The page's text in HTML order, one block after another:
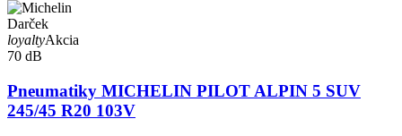
Darček
loyaltyAkcia
70 dB
Pneumatiky MICHELIN PILOT ALPIN 5 SUV
245/45 R20 103V